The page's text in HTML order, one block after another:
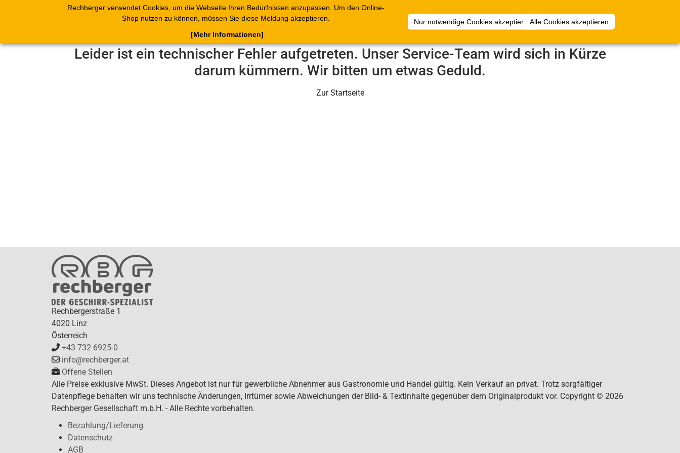
Rechberger verwendet Cookies, um die Webseite Ihren Bedürfnissen anzupassen. Um den Online-
Shop nutzen zu können, müssen Sie diese Meldung akzeptieren.
Nur notwendige Cookies akzeptierenAlle Cookies akzeptieren
[Mehr Informationen]
Shop Blätterkataloge Warenkorb Belege Artikelsammlungen Anmelden
Leider ist ein technischer Fehler aufgetreten. Unser Service-Team wird sich in Kürze
darum kümmern. Wir bitten um etwas Geduld.
Zur Startseite
Rechbergerstraße 1
4020 Linz
Österreich
+43 732 6925-0
info@rechberger.at
Offene Stellen
Alle Preise exklusive MwSt. Dieses Angebot ist nur für gewerbliche Abnehmer aus Gastronomie und Handel gültig. Kein Verkauf an privat. Trotz sorgfältiger
Datenpflege behalten wir uns technische Änderungen, Irrtümer sowie Abweichungen der Bild- & Textinhalte gegenüber dem Originalprodukt vor. Copyright © 2026
Rechberger Gesellschaft m.b.H. - Alle Rechte vorbehalten.
Bezahlung/Lieferung
Datenschutz
AGB